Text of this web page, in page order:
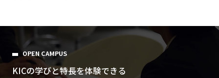
OPEN CAMPUS
KICの学びと特⻑を体験できる